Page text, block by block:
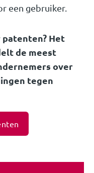
een gebruiker.
Het
de meest
over
tegen